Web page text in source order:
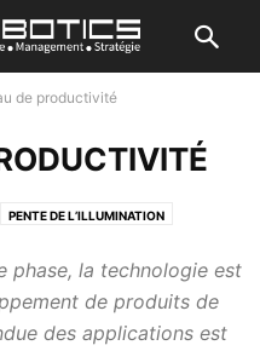
de productivité
PENTE DE L’ILLUMINATION
phase, la technologie est
de produits de
des applications est